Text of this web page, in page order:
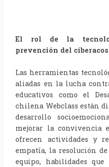
El rol de la
prevención del
Las herramientas
aliadas en la lucha
educativos como el
chilena Webclass están
desarrollo
mejorar la convivencia
ofrecen actividades y
empatía, la resolución
equipo, habilidades